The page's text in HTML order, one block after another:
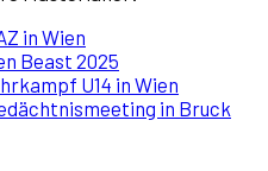
in Wien
Beast 2025
U14 in Wien
in Bruck